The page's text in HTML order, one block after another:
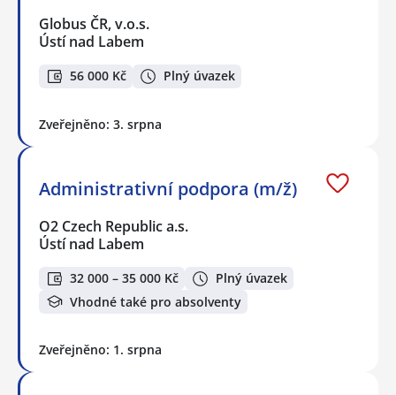
Globus ČR, v.o.s.
Ústí nad Labem
56 000 Kč Plný úvazek
Zveřejněno: 3. srpna
Administrativní podpora (m/ž)
O2 Czech Republic a.s.
Ústí nad Labem
32 000 – 35 000 Kč
Plný úvazek
Vhodné také pro absolventy
Zveřejněno: 1. srpna